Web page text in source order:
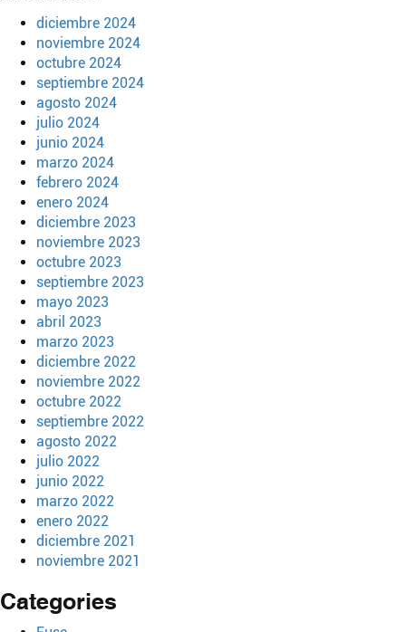
diciembre 2024
noviembre 2024
octubre 2024
septiembre 2024
agosto 2024
julio 2024
junio 2024
marzo 2024
febrero 2024
enero 2024
diciembre 2023
noviembre 2023
octubre 2023
septiembre 2023
mayo 2023
abril 2023
marzo 2023
diciembre 2022
noviembre 2022
octubre 2022
septiembre 2022
agosto 2022
julio 2022
junio 2022
marzo 2022
enero 2022
diciembre 2021
noviembre 2021
Categories